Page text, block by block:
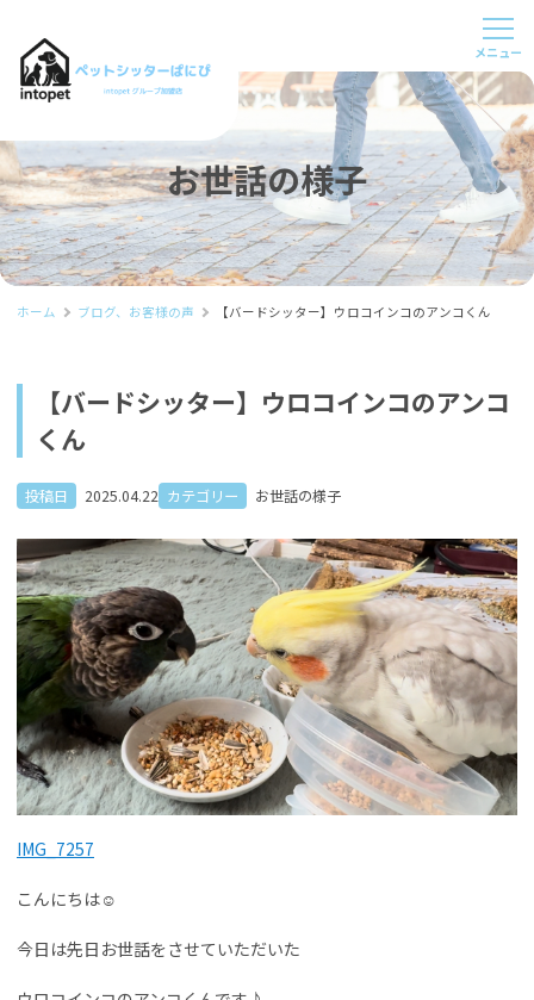
お世話の様子
ホーム ブログ、お客様の声 【バードシッター】ウロコインコのアンコくん
【バードシッター】ウロコインコのアンコ
くん
投稿日 2025.04.22 カテゴリー お世話の様子
IMG_7257
こんにちは☺︎
今日は先日お世話をさせていただいた